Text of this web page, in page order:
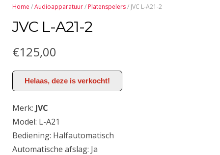
Home /Audioapparatuur/ Platenspelers/ JVC L-A21-2
JVC L-A21-2
€125,00
Helaas, deze is verkocht!
Merk: JVC
Model: L-A21
Bediening: Halfautomatisch
Automatische afslag: Ja